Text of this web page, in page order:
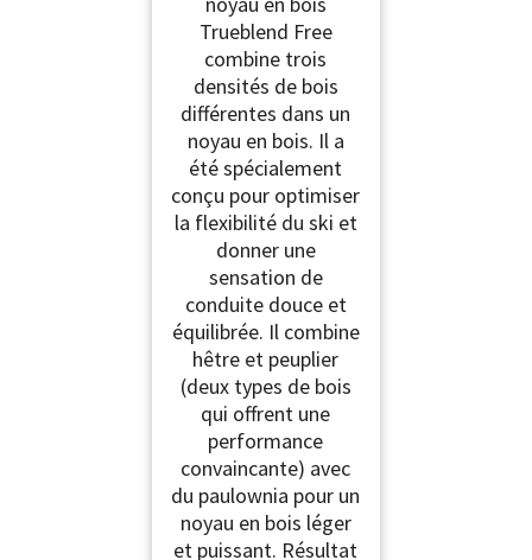
Trueblend Free
combine trois
densités de bois
différentes dans un
noyau en bois. Il a
été spécialement
conçu pour optimiser
la flexibilité du ski et
donner une
sensation de
conduite douce et
équilibrée. Il combine
hêtre et peuplier
(deux types de bois
qui offrent une
performance
convaincante) avec
du paulownia pour un
noyau en bois léger
et puissant. Résultat